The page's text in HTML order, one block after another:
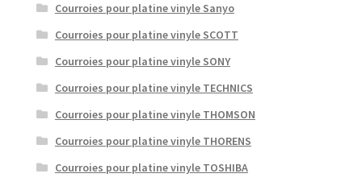
Courroies pour platine vinyle Sanyo
Courroies pour platine vinyle SCOTT
Courroies pour platine vinyle SONY
Courroies pour platine vinyle TECHNICS
Courroies pour platine vinyle THOMSON
Courroies pour platine vinyle THORENS
Courroies pour platine vinyle TOSHIBA